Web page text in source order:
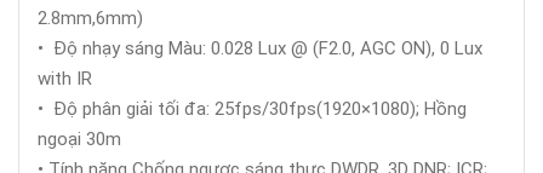
2.8mm,6mm)
• Độ nhạy sáng Màu: 0.028 Lux @ (F2.0, AGC ON), 0 Lux
with IR
• Độ phân giải tối đa: 25fps/30fps(1920×1080); Hồng
ngoại 30m